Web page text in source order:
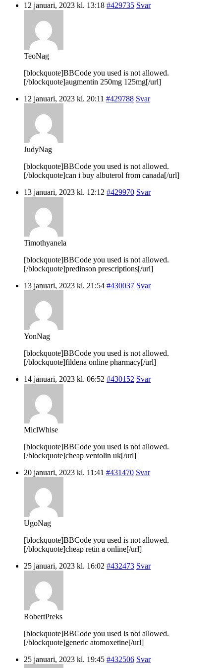
12 januari, 2023 kl. 13:18 #429735 Svar
TeoNag
[blockquote]BBCode you used is not allowed.
[/blockquote]augmentin 250mg 125mg[/url]
12 januari, 2023 kl. 20:11 #429788 Svar
JudyNag
[blockquote]BBCode you used is not allowed.
[/blockquote]can i buy albuterol from canada[/url]
13 januari, 2023 kl. 12:12 #429970 Svar
Timothyanela
[blockquote]BBCode you used is not allowed.
[/blockquote]predinson prescriptions[/url]
13 januari, 2023 kl. 21:54 #430037 Svar
YonNag
[blockquote]BBCode you used is not allowed.
[/blockquote]fildena online pharmacy[/url]
14 januari, 2023 kl. 06:52 #430152 Svar
MiclWhise
[blockquote]BBCode you used is not allowed.
[/blockquote]cheap ventolin uk[/url]
20 januari, 2023 kl. 11:41 #431470 Svar
UgoNag
[blockquote]BBCode you used is not allowed.
[/blockquote]cheap retin a online[/url]
25 januari, 2023 kl. 16:02 #432473 Svar
RobertPreks
[blockquote]BBCode you used is not allowed.
[/blockquote]generic atomoxetine[/url]
25 januari, 2023 kl. 19:45 #432506 Svar